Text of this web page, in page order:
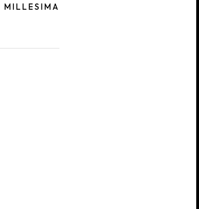
MILLESIMA